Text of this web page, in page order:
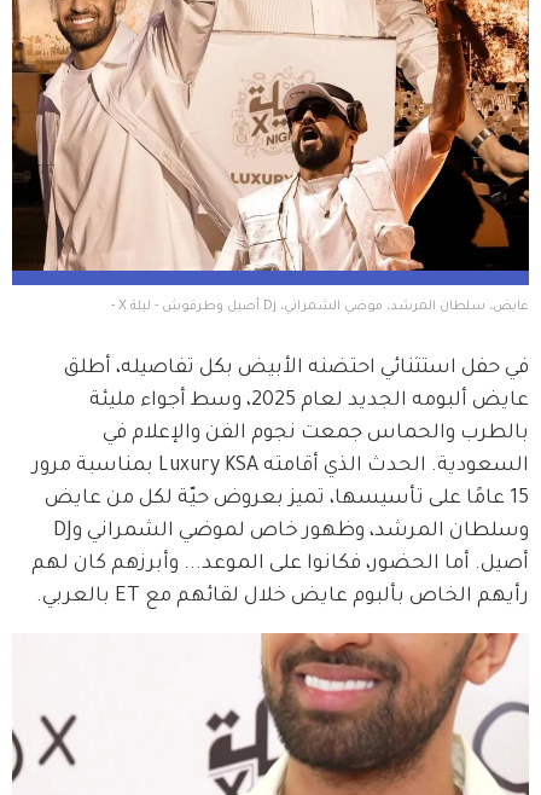
عايض، سلطان المرشد، موضي الشمراني، Dj أصيل وطرقوش - ليلة X -
في حفل استثنائي احتضنه الأبيض بكل تفاصيله، أطلق
عايض ألبومه الجديد لعام 2025، وسط أجواء مليئة
بالطرب والحماس جمعت نجوم الفن والإعلام في
السعودية. الحدث الذي أقامته Luxury KSA بمناسبة مرور
15 عامًا على تأسيسها، تميز بعروض حيّة لكل من عايض
أصيل. أما الحضور، فكانوا على الموعد... وأبرزهم كان لهم
رأيهم الخاص بألبوم عايض خلال لقائهم مع ET بالعربي.